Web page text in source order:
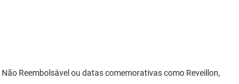
Reembolsável ou datas comemorativas como Reveillon,